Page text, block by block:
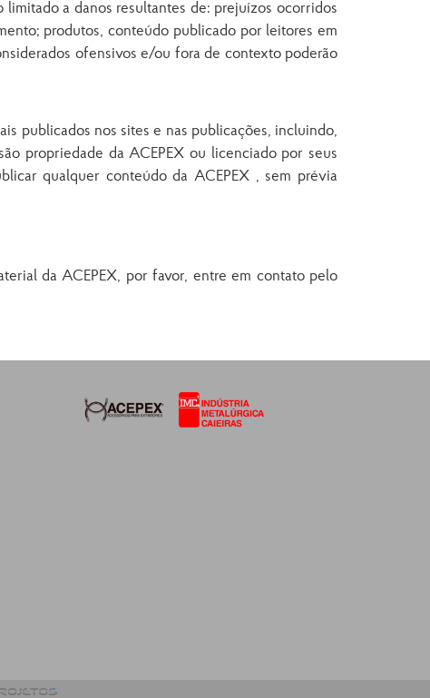
a danos resultantes de: prejuízos ocorridos
produtos, conteúdo publicado por leitores em
ofensivos e/ou fora de contexto poderão
publicados nos sites e nas publicações, incluindo,
propriedade da ACEPEX ou licenciado por seus
qualquer conteúdo da ACEPEX , sem prévia
da ACEPEX, por favor, entre em contato pelo